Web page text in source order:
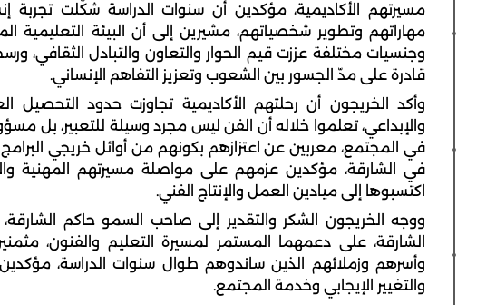
مسيرتهم الأكاديمية، مؤكدين أن سنوات الدراسة شكّلت
مهاراتهم وتطوير شخصياتهم، مشيرين إلى أن البيئة
وجنسيات مختلفة عززت قيم الحوار والتعاون والتبادل الثقافي،
قادرة على مدّ الجسور بين الشعوب وتعزيز التفاهم الإنساني.
وأكد الخريجون أن رحلتهم الأكاديمية تجاوزت حدود
والإبداعي، تعلموا خلاله أن الفن ليس مجرد وسيلة للتعبير، بل
في المجتمع، معربين عن اعتزازهم بكونهم من أوائل خريجي
في الشارقة، مؤكدين عزمهم على مواصلة مسيرتهم المهنية
اكتسبوها إلى ميادين العمل والإنتاج الفني.
ووجه الخريجون الشكر والتقدير إلى صاحب السمو حاكم
الشارقة، على دعمهما المستمر لمسيرة التعليم والفنون،
وأسرهم وزملائهم الذين ساندوهم طوال سنوات الدراسة، مؤكدين
والتغيير الإيجابي وخدمة المجتمع.